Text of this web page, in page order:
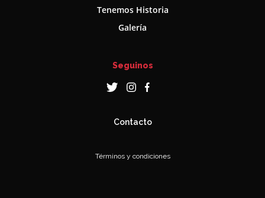
Tenemos Historia
Galería
Seguinos
Contacto
Términos y condiciones